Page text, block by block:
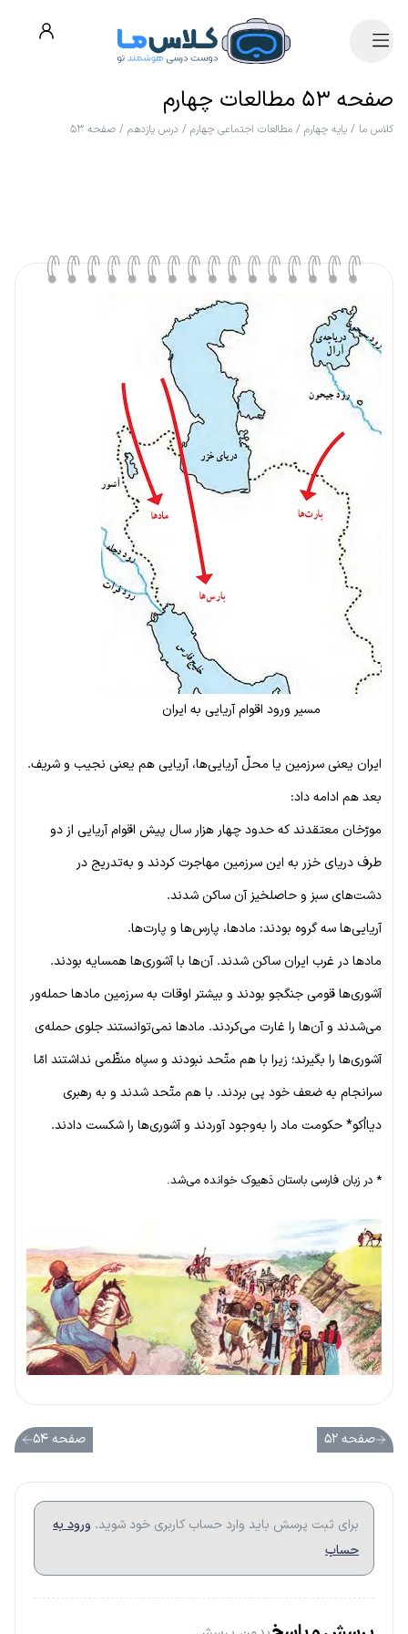
صفحه ۵۳ مطالعات چهارم
کلاس ما / پایه چهارم / مطالعات اجتماعی چهارم / درس یازدهم / صفحه ۵۳
مسیر ورود اقوام آریایی به ایران
ایران یعنی سرزمین یا محلّ آریایی‌ها، آریایی هم یعنی نجیب و شریف.
بعد هم ادامه داد:
مورّخان معتقدند که حدود چهار هزار سال پیش اقوام آریایی از دو
طرف دریای خزر به این سرزمین مهاجرت کردند و به‌تدریج در
دشت‌های سبز و حاصلخیز آن ساکن شدند.
آریایی‌ها سه گروه بودند: مادها، پارس‌ها و پارت‌ها.
مادها در غرب ایران ساکن شدند. آن‌ها با آشوری‌ها همسایه بودند.
آشوری‌ها قومی جنگجو بودند و بیشتر اوقات به سرزمین مادها حمله‌ور
می‌شدند و آن‌ها را غارت می‌کردند. مادها نمی‌توانستند جلوی حمله‌ی
آشوری‌ها را بگیرند؛ زیرا با هم متّحد نبودند و سپاه منظّمی نداشتند امّا
سرانجام به ضعف خود پی بردند. با هم متّحد شدند و به رهبری
دیااُکو* حکومت ماد را به‌وجود آوردند و آشوری‌ها را شکست دادند.
* در زبان فارسی باستان دَهیوک خوانده می‌شد.
صفحه ۵۲ صفحه ۵۴
برای ثبت پرسش باید وارد حساب کاربری خود شوید. ورود به
حساب